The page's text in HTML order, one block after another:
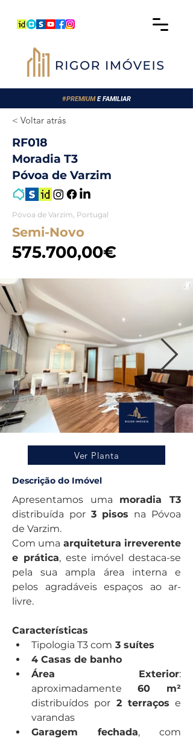
#PREMIUME FAMILIAR
< Voltar atrás
RF018
Moradia T3
Póvoa de Varzim
Póvoa de Varzim, Portugal
Semi-Novo
575.700,00€
Ver Planta
Descrição do Imóvel
Apresentamos uma moradia T3
distribuída por 3 pisos na Póvoa
de Varzim.
Com uma arquitetura irreverente
e prática, este imóvel destaca-se
pela sua ampla área interna e
pelos agradáveis espaços ao ar-
livre.
Características
Tipologia T3 com 3 suítes
4 Casas de banho
Área Exterior:
aproximadamente 60 m²
distribuídos por 2 terraços e
varandas
Garagem fechada, com